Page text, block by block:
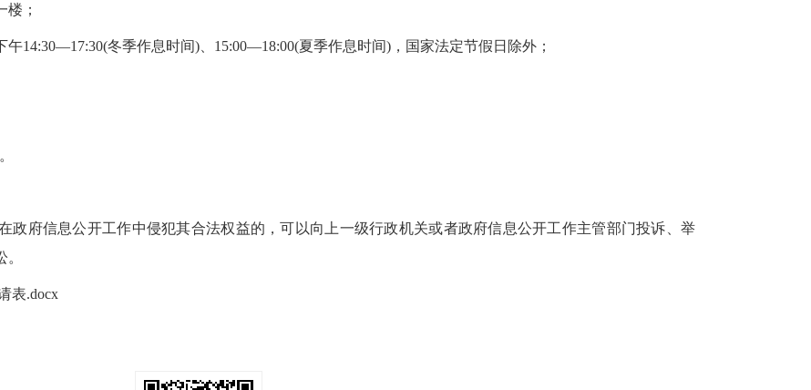
；
14:30—17:30(冬季作息时间)、15:00—18:00(夏季作息时间)，国家法定节假日除外；
政府信息公开工作中侵犯其合法权益的，可以向上一级行政机关或者政府信息公开工作主管部门投诉、举
表.docx